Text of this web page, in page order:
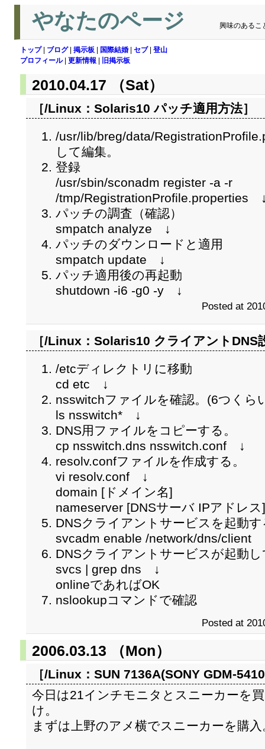
やなたのページ 興味のあるこ
トップ| ブログ| 掲示板 国際結婚 セブ| 登山
プロフィール| 更新情報 旧掲示板
2010.04.17 （Sat）
［/Linux： Solaris10 パッチ適用方法］
/usr/lib/breg/data/
して編集。
登録
/usr/sbin/sconadm register -a -r
/tmp/RegistrationProfile.properties
パッチの調査（確認）
smpatch analyze ↓
パッチのダウンロードと適用
smpatch update ↓
パッチ適用後の再起動
shutdown -i6 -g0 -y ↓
Posted at
［/Linux： Solaris10 クライアントDNS
/etcディレクトリに移動
cd etc ↓
nsswitchファイルを確認。(6つくら
ls nsswitch* ↓
DNS用ファイルをコピーする。
cp nsswitch.dns nsswitch.conf ↓
resolv.confファイルを作成する。
vi resolv.conf ↓
domain [ドメイン名]
nameserver [DNSサーバ IPアドレス]
DNSクライアントサービスを起動す
svcadm enable /network/dns/client
DNSクライアントサービスが起動
svcs | grep dns ↓
onlineであればOK
nslookupコマンドで確認
Posted at
2006.03.13 （Mon）
［/Linux： SUN 7136A(SONY GDM-
今日は21インチモニタとスニーカーを
け。
まずは上野のアメ横でスニーカーを購